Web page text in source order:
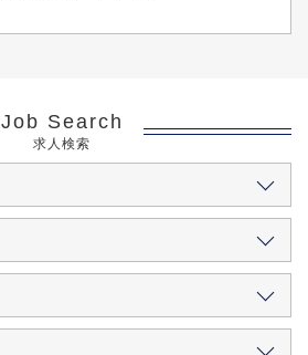
Job Search
求人検索